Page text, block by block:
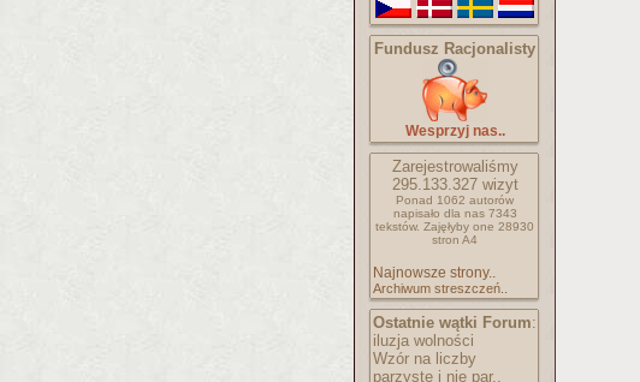
Fundusz Racjonalisty
Wesprzyj nas..
Zarejestrowaliśmy
295.133.327wizyt
Ponad 1062 autorów
napisało dla nas 7343
tekstów. Zajęłyby one 28930
stron A4
Najnowsze strony..
Archiwum streszczeń..
Ostatnie wątki Forum:
iluzja wolności
Wzór na liczby
parzyste i nie par..